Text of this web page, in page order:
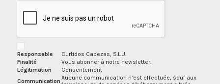
Responsable
Curtidos Cabezas, S.L.U.
Finalité
Vous abonner à notre newsletter.
Légitimation
Consentement
Communication Aucune communication n’est effectuée, sauf aux